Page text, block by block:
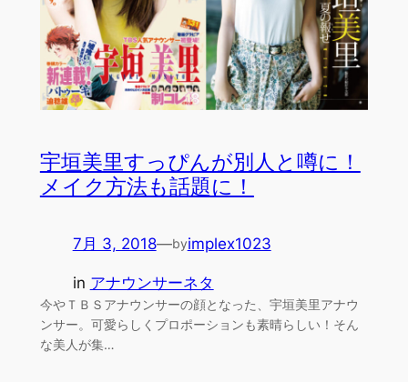
宇垣美里すっぴんが別人と噂に！
メイク方法も話題に！
7月 3, 2018—byimplex1023
in アナウンサーネタ
今やＴＢＳアナウンサーの顔となった、宇垣美里アナウ
ンサー。可愛らしくプロポーションも素晴らしい！そん
な美人が集…